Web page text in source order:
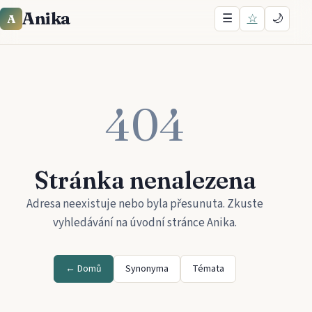
A Anika ☰ ☆ 🌙
404
Stránka nenalezena
Adresa neexistuje nebo byla přesunuta. Zkuste
vyhledávání na úvodní stránceAnika.
← Domů Synonyma Témata